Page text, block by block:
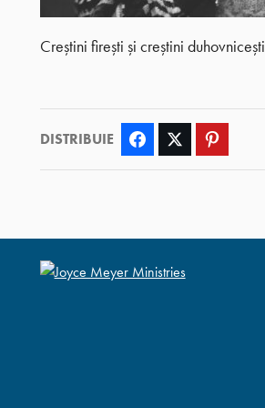
Creștini firești și creștini duhovnicești
DISTRIBUIE Facebook Twitter